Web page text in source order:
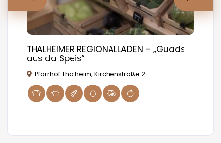
THALHEIMER REGIONALLADEN – „Guads
aus da Speis“
Pfarrhof Thalheim, Kirchenstraße 2